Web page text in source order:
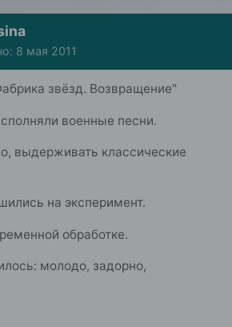
8 мая 2011
звёзд. Возвращение"
военные песни.
выдерживать классические
на эксперимент.
обработке.
молодо, задорно,